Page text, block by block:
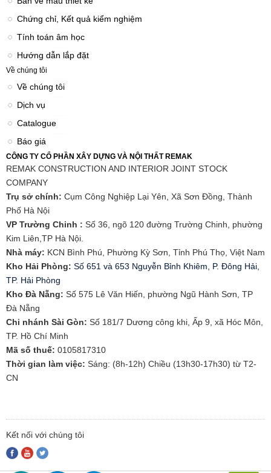
Chứng chỉ, Kết quả kiểm nghiệm
Tính toán âm học
Hướng dẫn lắp đặt
Về chúng tôi
Về chúng tôi
Dịch vụ
Catalogue
Báo giá
CÔNG TY CỔ PHẦN XÂY DỰNG VÀ NỘI THẤT REMAK
REMAK CONSTRUCTION AND INTERIOR JOINT STOCK
COMPANY
Trụ sở chính: Cụm Công Nghiệp Lại Yên, Xã Sơn Đồng, Thành
Phố Hà Nội
VP Trường Chinh : Số 36, ngõ 120 đường Trường Chinh, phường
Kim Liên,TP Hà Nội.
Nhà máy: KCN Bình Phú, Phường Kỳ Sơn, Tỉnh Phú Thọ, Việt Nam
Kho Hải Phòng: Số 651 và 653 Nguyễn Bỉnh Khiêm, P. Đông Hải,
TP. Hải Phòng
​Kho Đà Nẵng: Số 575 Lê Văn Hiến, phường Ngũ Hành Sơn, TP
Đà Nẵng
Chi nhánh Sài Gòn: Số 181/7 Dương công khi, Ấp 9, xã Hóc Môn,
TP. Hồ Chí Minh
Mã số thuế: 0105817310​
Thời gian làm việc: Sáng: (8h-12h) Chiều (13h30-17h30) từ T2-
CN
Kết nối với chúng tôi